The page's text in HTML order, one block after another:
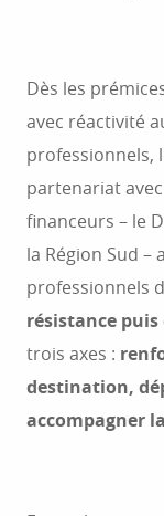
Dès les
avec réactivité
professionnels,
partenariat
financeurs – le
la Région Sud –
professionnels
résistance
trois axes :
destination,
accompagner